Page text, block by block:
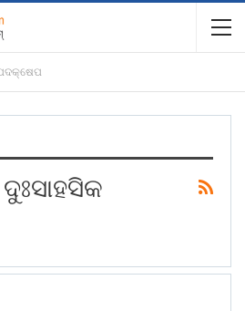
ପଦକ୍ଷେପ